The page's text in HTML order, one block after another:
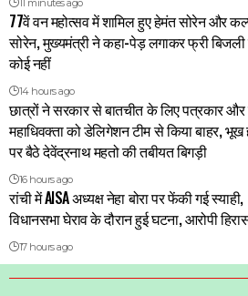
11 minutes ago
77वें वन महोत्सव में शामिल हुए हेमंत सोरेन और
सोरेन, मुख्यमंत्री ने कहा-पेड़ लगाकर फ्री
कोई नहीं
14 hours ago
छात्रों ने सरकार से बातचीत के लिए पत्रकार और
महाधिवक्ता को डेलिगेशन टीम से किया बाहर,
पर बैठे देवेंद्रनाथ महतो की तबीयत बिगड़ी
16 hours ago
रांची में AISA अध्यक्ष नेहा बोरा पर फेंकी गई स्याही,
विधानसभा घेराव के दौरान हुई घटना, आरोपी
17 hours ago